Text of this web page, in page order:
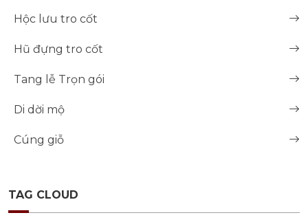
Hộc lưu tro cốt
Hũ đựng tro cốt
Tang lễ Trọn gói
Di dời mộ
Cúng giỗ
TAG CLOUD